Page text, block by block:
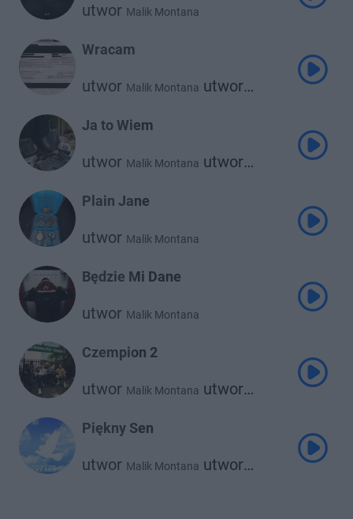
utwor Malik Montana
Wracam
utwor Malik Montana utwor
Ja to Wiem
utwor Malik Montana utwor
Plain Jane
utwor Malik Montana
Będzie Mi Dane
utwor Malik Montana
Czempion 2
utwor Malik Montana utwor
Piękny Sen
utwor Malik Montana utwor